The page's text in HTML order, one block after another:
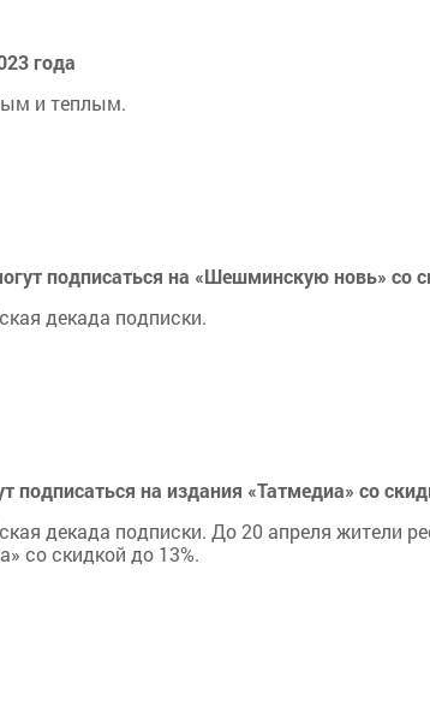
года
и теплым.
подписаться на «Шешминскую новь» со
декада подписки.
подписаться на издания «Татмедиа» со
декада подписки. До 20 апреля жители
со скидкой до 13%.